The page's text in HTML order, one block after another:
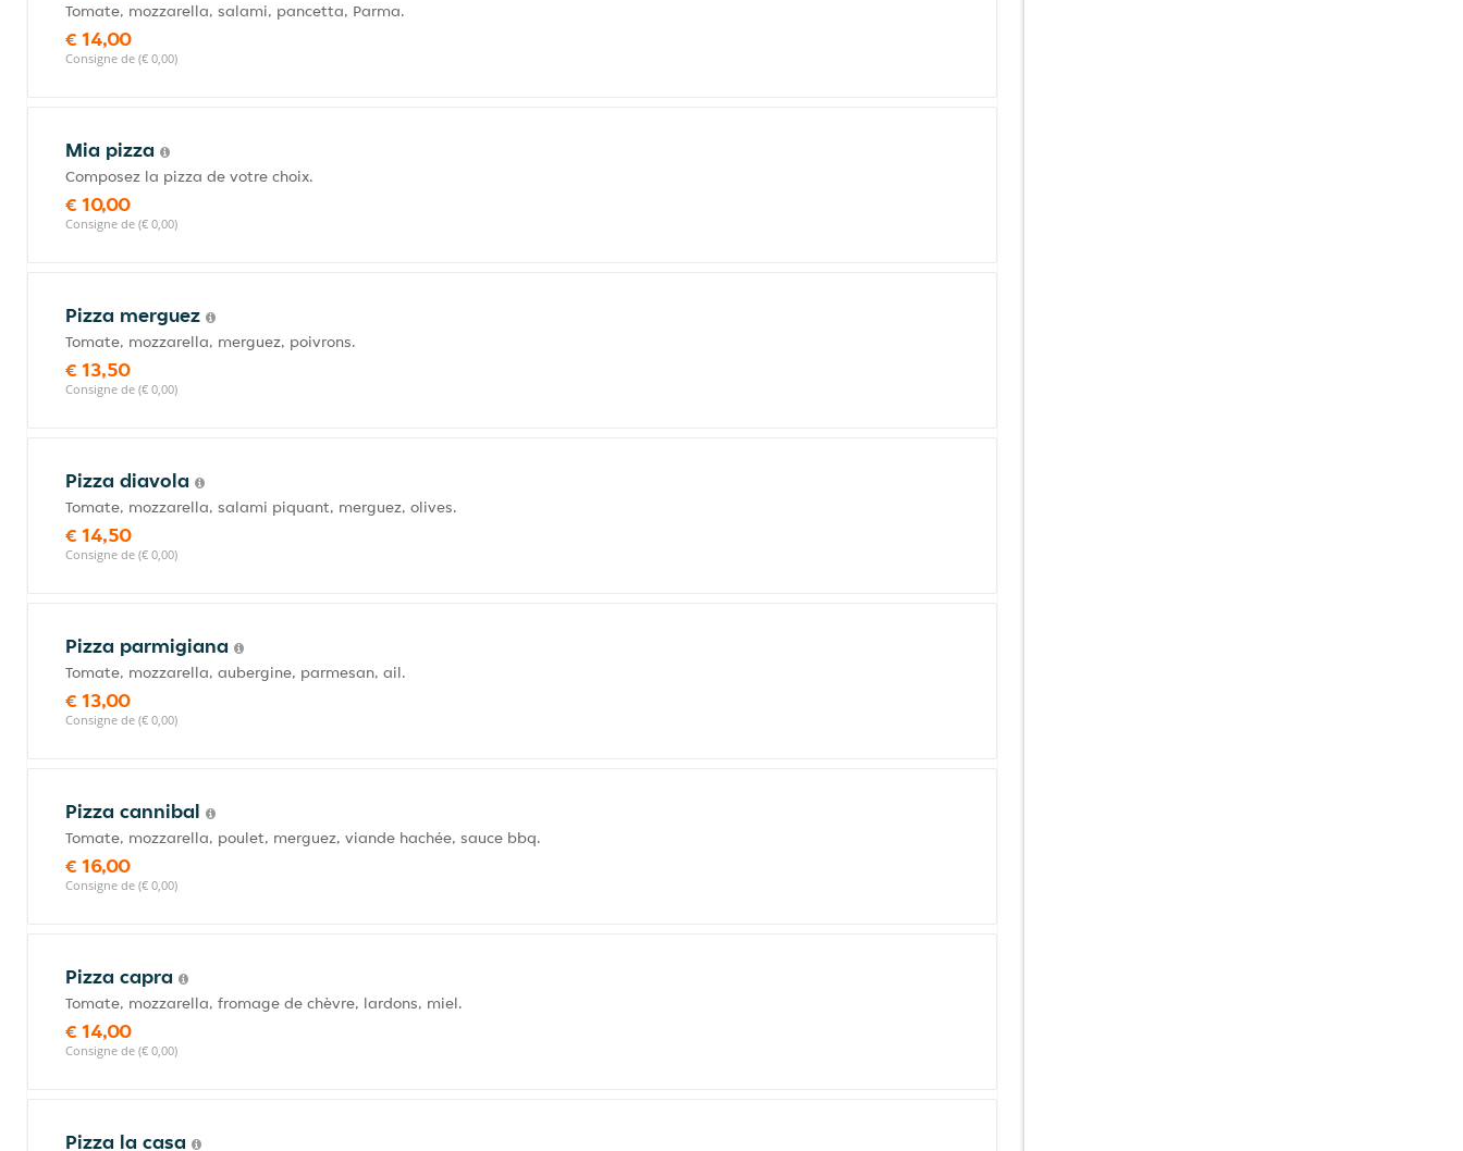
Tomate, mozzarella, salami, pancetta, Parma.
€ 14,00
Consigne de (€ 0,00)
Mia pizza
Composez la pizza de votre choix.
€ 10,00
Consigne de (€ 0,00)
Pizza merguez
Tomate, mozzarella, merguez, poivrons.
€ 13,50
Consigne de (€ 0,00)
Pizza diavola
Tomate, mozzarella, salami piquant, merguez, olives.
€ 14,50
Consigne de (€ 0,00)
Pizza parmigiana
Tomate, mozzarella, aubergine, parmesan, ail.
€ 13,00
Consigne de (€ 0,00)
Pizza cannibal
Tomate, mozzarella, poulet, merguez, viande hachée, sauce bbq.
€ 16,00
Consigne de (€ 0,00)
Pizza capra
Tomate, mozzarella, fromage de chèvre, lardons, miel.
€ 14,00
Consigne de (€ 0,00)
Pizza la casa